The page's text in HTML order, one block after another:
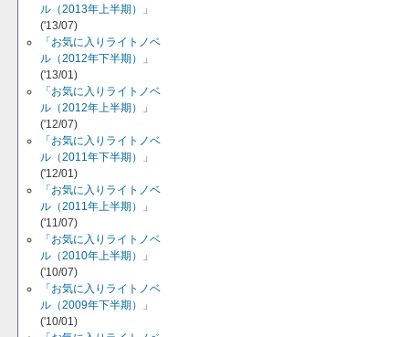
ル（2013年上半期）」
('13/07)
「お気に入りライトノベ
ル（2012年下半期）」
('13/01)
「お気に入りライトノベ
ル（2012年上半期）」
('12/07)
「お気に入りライトノベ
ル（2011年下半期）」
('12/01)
「お気に入りライトノベ
ル（2011年上半期）」
('11/07)
「お気に入りライトノベ
ル（2010年上半期）」
('10/07)
「お気に入りライトノベ
ル（2009年下半期）」
('10/01)